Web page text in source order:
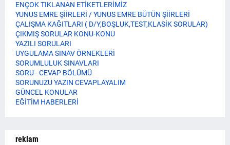
ENÇOK TIKLANAN ETİKETLERİMİZ
YUNUS EMRE ŞİİRLERİ / YUNUS EMRE BÜTÜN ŞİİRLERİ
ÇALIŞMA KAĞITLARI ( D/Y,BOŞLUK,TEST,KLASİK SORULAR)
ÇIKMIŞ SORULAR KONU-KONU
YAZILI SORULARI
UYGULAMA SINAV ÖRNEKLERİ
SORUMLULUK SINAVLARI
SORU - CEVAP BÖLÜMÜ
SORUNUZU YAZIN CEVAPLAYALIM
GÜNCEL KONULAR
EĞİTİM HABERLERİ
reklam